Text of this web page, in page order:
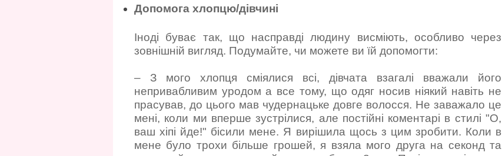
Допомога хлопцю/дівчині
Іноді буває так, що насправді людину висміють, особливо через
зовнішній вигляд. Подумайте, чи можете ви їй допомогти:
– З мого хлопця сміялися всі, дівчата взагалі вважали його
непривабливим уродом а все тому, що одяг носив ніякий навіть не
прасував, до цього мав чудернацьке довге волосся. Не заважало це
мені, коли ми вперше зустрілися, але постійні коментарі в стилі "О,
ваш хіпі йде!" бісили мене. Я вирішила щось з цим зробити. Коли в
мене було трохи більше грошей, я взяла мого друга на секонд та